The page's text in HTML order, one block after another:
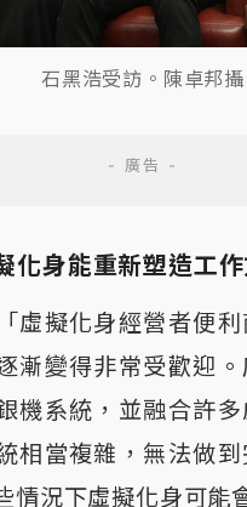
石黑浩受訪。陳卓邦攝
化身能重新塑造工
虛擬化身經營者便
漸變得非常受歡迎
機系統，並融合許
相當複雜，無法做到
情況下虛擬化身可能